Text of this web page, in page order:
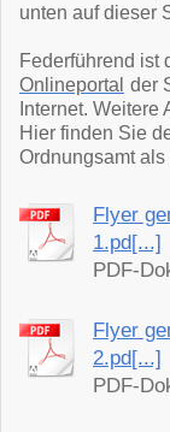
unten auf dieser
Federführend ist
Onlineportal der
Internet.
Hier finden Sie
Ordnungsamt als
Flyer
1.pd[...]
PDF-
Flyer
2.pd[...]
PDF-